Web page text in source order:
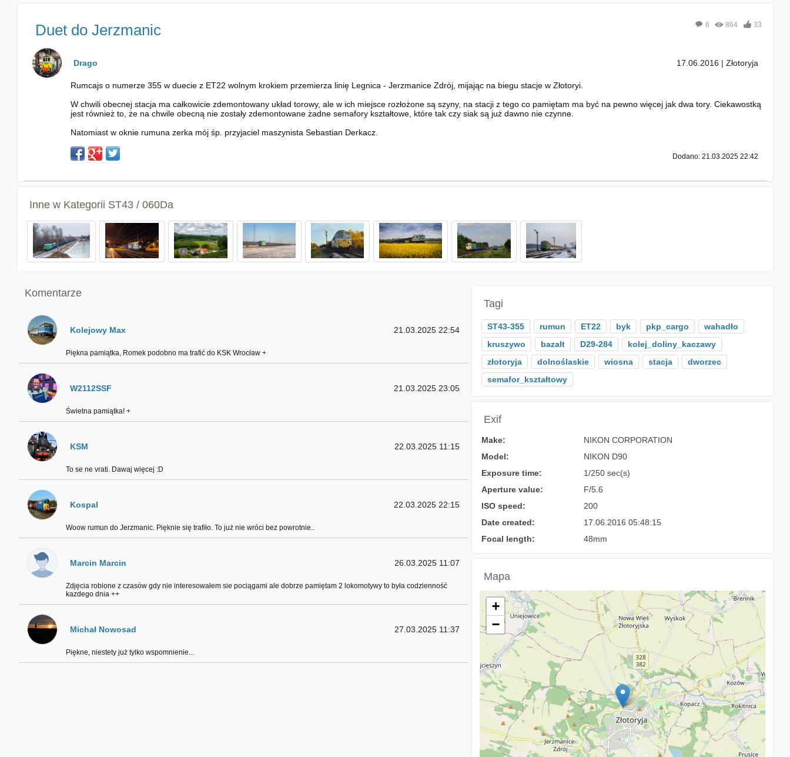
Duet do Jerzmanic 6 864 33
Drago 17.06.2016 | Złotoryja
Rumcajs o numerze 355 w duecie z ET22 wolnym krokiem przemierza linię Legnica - Jerzmanice Zdrój, mijając na biegu stacje w Złotoryi.
W chwili obecnej stacja ma całkowicie zdemontowany układ torowy, ale w ich miejsce rozłożone są szyny, na stacji z tego co pamiętam ma być na pewno więcej jak dwa tory. Ciekawostką
jest również to, że na chwile obecną nie zostały zdemontowane żadne semafory kształtowe, które tak czy siak są już dawno nie czynne.
Natomiast w oknie rumuna zerka mój śp. przyjaciel maszynista Sebastian Derkacz.
Dodano: 21.03.2025 22:42
Inne w Kategorii ST43 / 060Da
Komentarze
Kolejowy Max 21.03.2025 22:54
Piękna pamiątka, Romek podobno ma trafić do KSK Wrocław +
W2112SSF 21.03.2025 23:05
Świetna pamiątka! +
KSM 22.03.2025 11:15
To se ne vrati. Dawaj więcej :D
Kospal 22.03.2025 22:15
Woow rumun do Jerzmanic. Pięknie się trafiło. To już nie wróci bez powrotnie..
Marcin Marcin 26.03.2025 11:07
Zdjęcia robione z czasów gdy nie interesowałem sie pociągami ale dobrze pamiętam 2 lokomotywy to była codzienność
kazdego dnia ++
Michał Nowosad 27.03.2025 11:37
Piękne, niestety już tylko wspomnienie...
Tagi
ST43-355 rumun ET22 byk pkp_cargo
wahadło
kruszywo
bazalt D29-284
kolej_doliny_kaczawy
złotoryja
dolnoślaskie wiosna stacja
dworzec
semafor_kształtowy
Exif
Make:
NIKON CORPORATION
Model:
NIKON D90
Exposure time:
1/250 sec(s)
Aperture value:
F/5.6
ISO speed:
200
Date created:
17.06.2016 05:48:15
Focal length:
48mm
Mapa
+
−